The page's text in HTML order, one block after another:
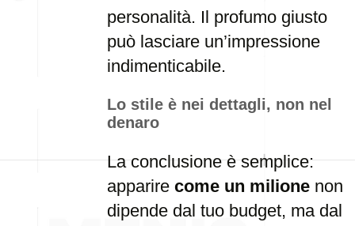
personalità. Il profumo giusto
può lasciare un’impressione
indimenticabile.
Lo stile è nei dettagli, non nel
denaro
La conclusione è semplice:
apparire come un milione non
dipende dal tuo budget, ma dal